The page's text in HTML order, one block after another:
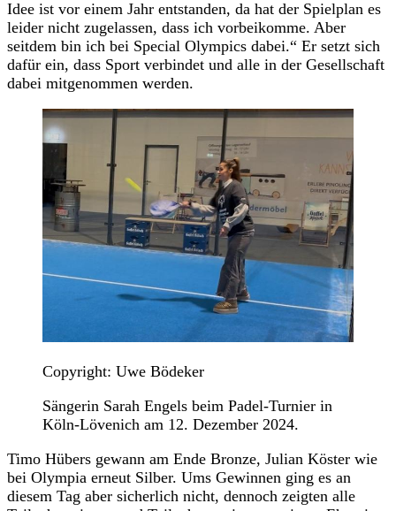
Idee ist vor einem Jahr entstanden, da hat der Spielplan es
leider nicht zugelassen, dass ich vorbeikomme. Aber
seitdem bin ich bei Special Olympics dabei.“ Er setzt sich
dafür ein, dass Sport verbindet und alle in der Gesellschaft
dabei mitgenommen werden.
Copyright: Uwe Bödeker
Sängerin Sarah Engels beim Padel-Turnier in
Köln-Lövenich am 12. Dezember 2024.
Timo Hübers gewann am Ende Bronze, Julian Köster wie
bei Olympia erneut Silber. Ums Gewinnen ging es an
diesem Tag aber sicherlich nicht, dennoch zeigten alle